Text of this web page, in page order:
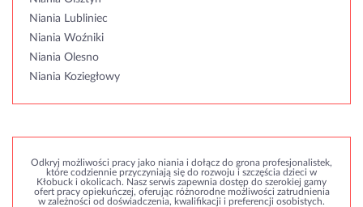
Niania Lubliniec
Niania Woźniki
Niania Olesno
Niania Koziegłowy
Odkryj możliwości pracy jako niania i dołącz do grona profesjonalistek,
które codziennie przyczyniają się do rozwoju i szczęścia dzieci w
Kłobuck i okolicach. Nasz serwis zapewnia dostęp do szerokiej gamy
ofert pracy opiekuńczej, oferując różnorodne możliwości zatrudnienia
w zależności od doświadczenia, kwalifikacji i preferencji osobistych.